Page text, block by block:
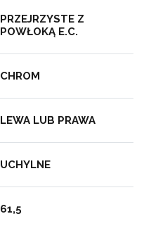
PRZEJRZYSTE Z
POWŁOKĄ E.C.
CHROM
LEWA LUB PRAWA
UCHYLNE
61,5